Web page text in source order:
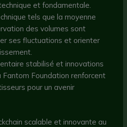
et fondamentale.
tels que la moyenne
des volumes sont
ses fluctuations et orienter
stabilisé et innovations
Fantom Foundation renforcent
pour un avenir
scalable et innovante au